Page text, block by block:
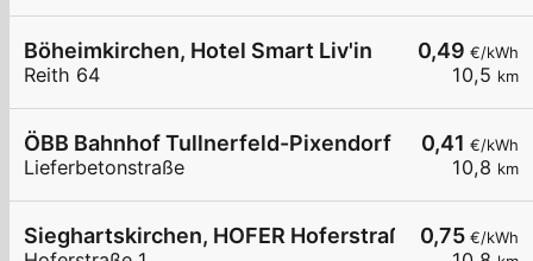
0,49 €/kWh
10,5 km
Böheimkirchen, Hotel Smart Liv'in
Reith 64
0,41 €/kWh
10,8 km
ÖBB Bahnhof Tullnerfeld-Pixendorf
Lieferbetonstraße
0,75 €/kWh
Sieghartskirchen, HOFER Hoferstraße